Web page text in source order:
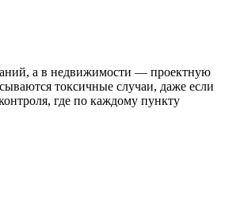
а в недвижимости — проектную
токсичные случаи, даже если
где по каждому пункту